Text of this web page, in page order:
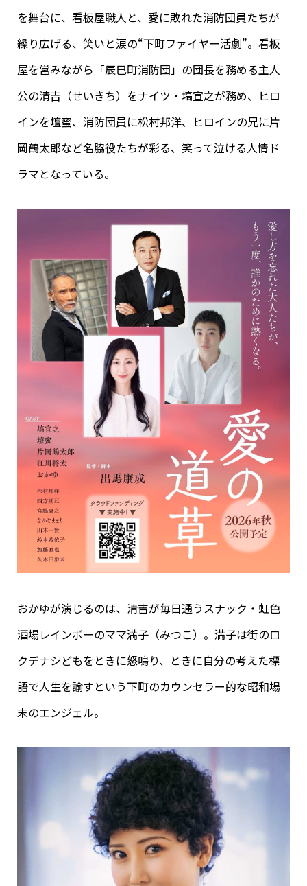
を舞台に、看板屋職人と、愛に敗れた消防団員たちが
繰り広げる、笑いと涙の“下町ファイヤー活劇”。看板
屋を営みながら「辰巳町消防団」の団長を務める主人
公の清吉（せいきち）をナイツ・塙宣之が務め、ヒロ
インを壇蜜、消防団員に松村邦洋、ヒロインの兄に片
岡鶴太郎など名脇役たちが彩る、笑って泣ける人情ド
ラマとなっている。
おかゆが演じるのは、清吉が毎日通うスナック・虹色
酒場レインボーのママ満子（みつこ）。満子は街のロ
クデナシどもをときに怒鳴り、ときに自分の考えた標
語で人生を諭すという下町のカウンセラー的な昭和場
末のエンジェル。